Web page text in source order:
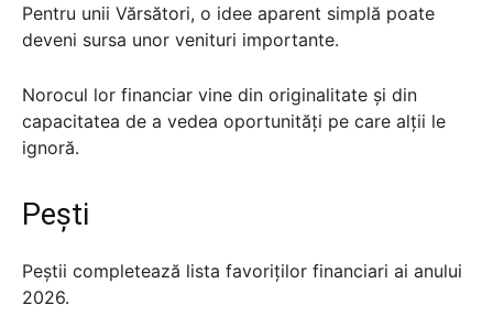
Pentru unii Vărsători, o idee aparent simplă poate
deveni sursa unor venituri importante.
Norocul lor financiar vine din originalitate și din
capacitatea de a vedea oportunități pe care alții le
ignoră.
Pești
Peștii completează lista favoriților financiari ai anului
2026.